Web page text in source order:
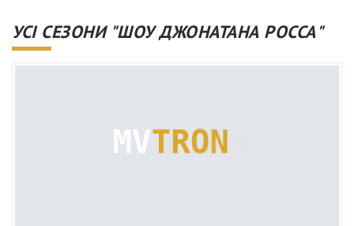
УСІ СЕЗОНИ "ШОУ ДЖОНАТАНА РОССА"